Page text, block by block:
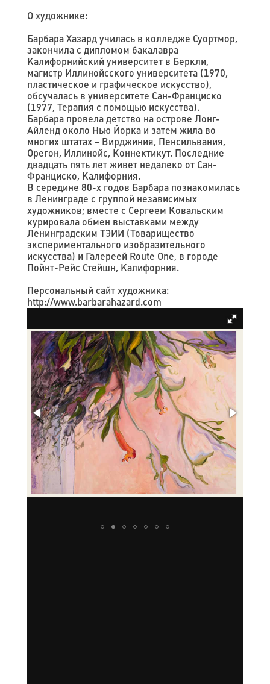
О художнике:
Барбара Хазард училась в колледже Суортмор,
закончила с дипломом бакалавра
Калифорнийский университет в Беркли,
магистр Иллинойсского университета (1970,
пластическое и графическое искусство),
обсучалась в университете Сан-Франциско
(1977, Терапия с помощью искусства).
Барбара провела детство на острове Лонг-
Айленд около Нью Йорка и затем жила во
многих штатах – Вирджиния, Пенсильвания,
Орегон, Иллинойс, Коннектикут. Последние
двадцать пять лет живет недалеко от Сан-
Франциско, Калифорния.
В середине 80-х годов Барбара познакомилась
в Ленинграде с группой независимых
художников; вместе с Сергеем Ковальским
курировала обмен выставками между
Ленинградским ТЭИИ (Товарищество
экспериментального изобразительного
искусства) и Галереей Route One, в городе
Пойнт-Рейс Стейшн, Калифорния.
Персональный сайт художника:
http://www.barbarahazard.com